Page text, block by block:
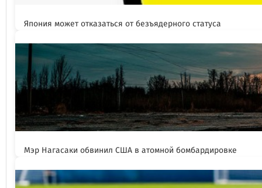
Япония может отказаться от безъядерного статуса
Мэр Нагасаки обвинил США в атомной бомбардировке